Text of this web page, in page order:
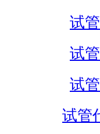
试
试
试
试管